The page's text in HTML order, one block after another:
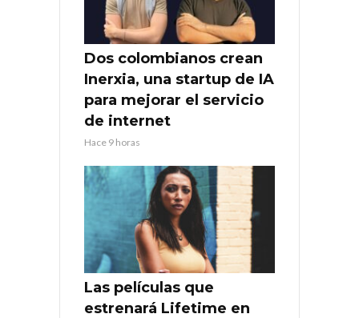
Dos colombianos crean
Inerxia, una startup de IA
para mejorar el servicio
de internet
Hace 9 horas
Las películas que
estrenará Lifetime en